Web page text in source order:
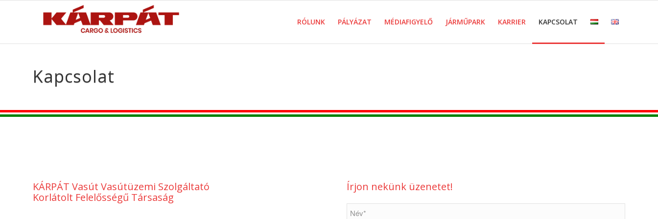
RÓLUNK PÁLYÁZAT MÉDIAFIGYELŐ JÁRMŰPARK KARRIER KAPCSOLAT
Kapcsolat
KÁRPÁT Vasút Vasútüzemi Szolgáltató
Korlátolt Felelősségű Társaság
Írjon nekünk üzenetet!